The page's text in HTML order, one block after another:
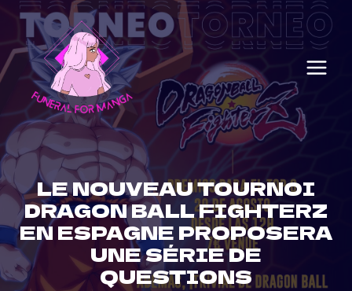
Skip
content
LE NOUVEAU TOURNOI
DRAGON BALL FIGHTERZ
EN ESPAGNE PROPOSERA
UNE SÉRIE DE
QUESTIONS